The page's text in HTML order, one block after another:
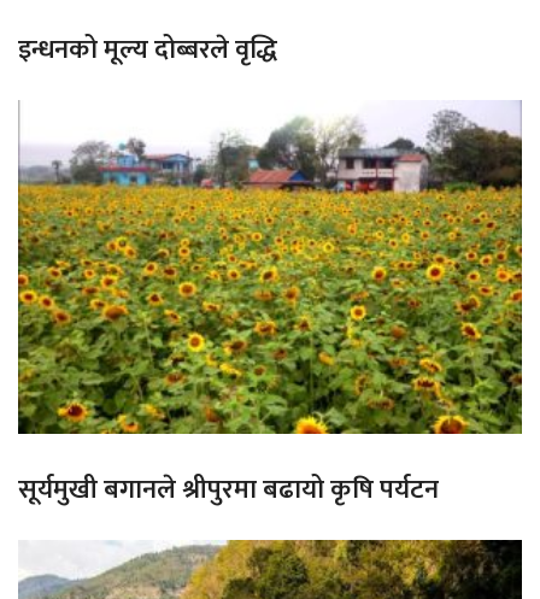
इन्धनको मूल्य दोब्बरले वृद्धि
सूर्यमुखी बगानले श्रीपुरमा बढायो कृषि पर्यटन